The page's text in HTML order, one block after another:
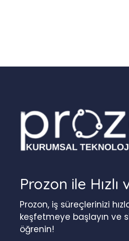
Prozon ile
Prozon, iş süreçlerinizi
keşfetmeye başlayın ve
öğrenin!